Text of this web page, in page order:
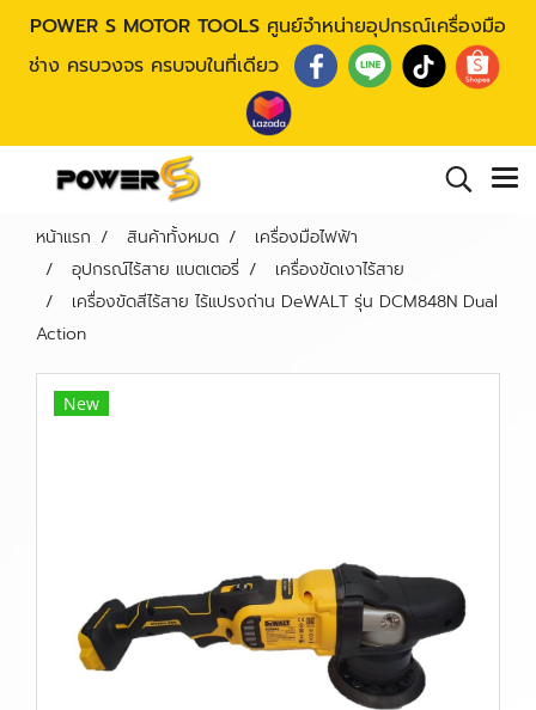
POWER S MOTOR TOOLS ศูนย์จำหน่ายอุปกรณ์เครื่องมือ
ช่าง ครบวงจร ครบจบในที่เดียว
หน้าแรก สินค้าทั้งหมด
เครื่องมือไฟฟ้า
อุปกรณ์ไร้สาย แบตเตอรี่
เครื่องขัดเงาไร้สาย
เครื่องขัดสีไร้สาย ไร้แปรงถ่าน DeWALT รุ่น DCM848N Dual
Action
New